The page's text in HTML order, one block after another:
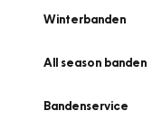
Winterbanden
All season banden
Bandenservice